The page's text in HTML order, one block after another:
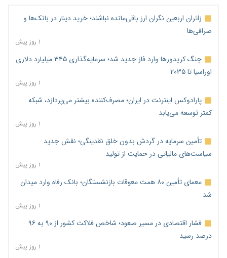
زائران اربعین نگران ارز باقی‌مانده نباشند؛ خرید دینار در بانک‌ها و
صرافی‌ها
۱ روز پیش
جنگ کریدورها وارد فاز جدید شد؛ سرمایه‌گذاری ۳۴۵ میلیارد دلاری
اوراسیا تا ۲۰۳۵
۱ روز پیش
پارادوکس اینترنت در ایران؛ مصرف‌کننده بیشتر می‌پردازد، شبکه
کمتر توسعه می‌یابد
۱ روز پیش
تأمین سرمایه در گردش بدون خلق نقدینگی؛ نقش جدید
سیاست‌های مالیاتی در حمایت از تولید
۱ روز پیش
معمای تأمین ۸۰ همت معوقات بازنشستگان؛ بانک رفاه وارد میدان
شد
۱ روز پیش
فشار اقتصادی در مسیر صعود؛ شاخص فلاکت کشور از ۹۰ به ۹۶
درصد رسید
۱ روز پیش